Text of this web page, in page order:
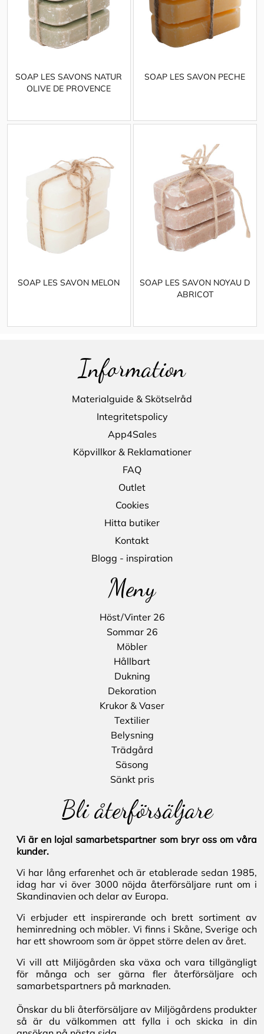
SOAP LES SAVONS NATUR
OLIVE DE PROVENCE
SOAP LES SAVON PECHE
SOAP LES SAVON MELON
SOAP LES SAVON NOYAU D
ABRICOT
Information
Materialguide & Skötselråd
Integritetspolicy
App4Sales
Köpvillkor & Reklamationer
FAQ
Outlet
Cookies
Hitta butiker
Kontakt
Blogg - inspiration
Meny
Höst/Vinter 26
Sommar 26
Möbler
Hållbart
Dukning
Dekoration
Krukor & Vaser
Textilier
Belysning
Trädgård
Säsong
Sänkt pris
Bli återförsäljare
Vi är en lojal samarbetspartner som bryr oss om våra
kunder.
Vi har lång erfarenhet och är etablerade sedan 1985,
idag har vi över 3000 nöjda återförsäljare runt om i
Skandinavien och delar av Europa.
Vi erbjuder ett inspirerande och brett sortiment av
heminredning och möbler. Vi finns i Skåne, Sverige och
har ett showroom som är öppet större delen av året.
Vi vill att Miljögården ska växa och vara tillgängligt
för många och ser gärna fler återförsäljare och
samarbetspartners på marknaden.
Önskar du bli återförsäljare av Miljögårdens produkter
så är du välkommen att fylla i och skicka in din